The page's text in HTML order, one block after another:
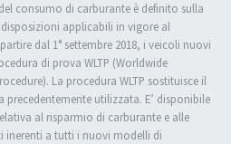
consumo di carburante è definito sulla
applicabili in vigore al
dal 1° settembre 2018, i veicoli nuovi
di prova WLTP (Worldwide
La procedura WLTP sostituisce il
precedentemente utilizzata. E’ disponibile
al risparmio di carburante e alle
inerenti a tutti i nuovi modelli di